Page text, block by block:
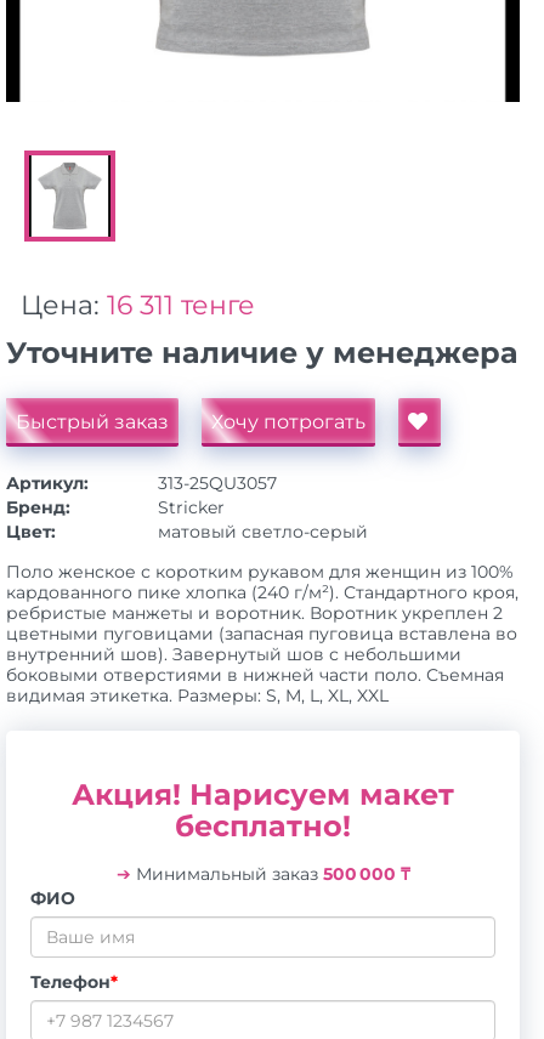
Цена: 16 311 тенге
Уточните наличие у менеджера
Быстрый заказ Хочу потрогать
Артикул:
313-25QU3057
Бренд:
Stricker
Цвет:
матовый cветло-серый
Поло женское с коротким рукавом для женщин из 100%
кардованного пике хлопка (240 г/м²). Стандартного кроя,
ребристые манжеты и воротник. Воротник укреплен 2
цветными пуговицами (запасная пуговица вставлена во
внутренний шов). Завернутый шов с небольшими
боковыми отверстиями в нижней части поло. Съемная
видимая этикетка. Размеры: S, M, L, XL, XXL
Акция! Нарисуем макет
бесплатно!
➔ Минимальный заказ 500 000 ₸
ФИО
Телефон*